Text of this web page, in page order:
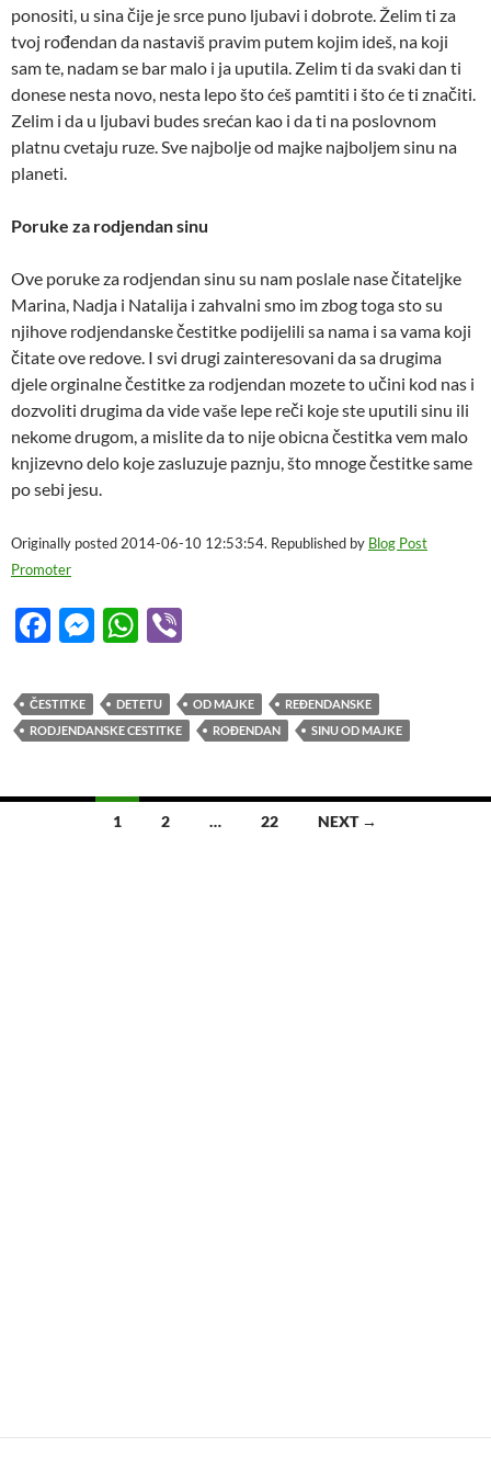
ponositi, u sina čije je srce puno ljubavi i dobrote. Želim ti za
tvoj rođendan da nastaviš pravim putem kojim ideš, na koji
sam te, nadam se bar malo i ja uputila. Zelim ti da svaki dan ti
donese nesta novo, nesta lepo što ćeš pamtiti i što će ti značiti.
Zelim i da u ljubavi budes srećan kao i da ti na poslovnom
platnu cvetaju ruze. Sve najbolje od majke najboljem sinu na
planeti.
Poruke za rodjendan sinu
Ove poruke za rodjendan sinu su nam poslale nase čitateljke
Marina, Nadja i Natalija i zahvalni smo im zbog toga sto su
njihove rodjendanske čestitke podijelili sa nama i sa vama koji
čitate ove redove. I svi drugi zainteresovani da sa drugima
djele orginalne čestitke za rodjendan mozete to učini kod nas i
dozvoliti drugima da vide vaše lepe reči koje ste uputili sinu ili
nekome drugom, a mislite da to nije obicna čestitka vem malo
knjizevno delo koje zasluzuje paznju, što mnoge čestitke same
po sebi jesu.
Originally posted 2014-06-10 12:53:54. Republished by Blog Post
Promoter
F
e
b
o
M
se
n
er
W
at
s
p
er
ČESTITKE DETETU OD MAJKE
REĐENDANSKE
RODJENDANSKE CESTITKE
ROĐENDAN SINU OD MAJKE
1 2 … 22 NEXT →